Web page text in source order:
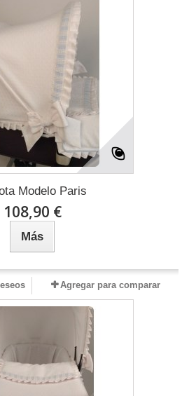
Modelo Paris
108,90 €
Más
Agregar para comparar